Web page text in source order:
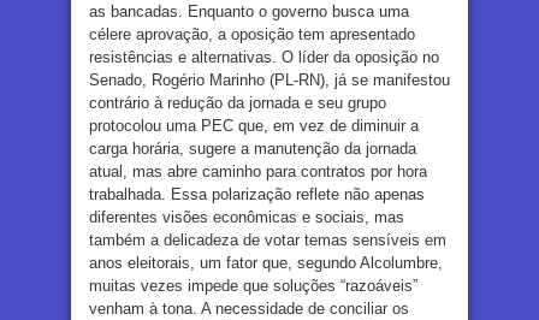
as bancadas. Enquanto o governo busca uma
célere aprovação, a oposição tem apresentado
resistências e alternativas. O líder da oposição no
Senado, Rogério Marinho (PL-RN), já se manifestou
contrário à redução da jornada e seu grupo
protocolou uma PEC que, em vez de diminuir a
carga horária, sugere a manutenção da jornada
atual, mas abre caminho para contratos por hora
trabalhada. Essa polarização reflete não apenas
diferentes visões econômicas e sociais, mas
também a delicadeza de votar temas sensíveis em
anos eleitorais, um fator que, segundo Alcolumbre,
muitas vezes impede que soluções “razoáveis”
venham à tona. A necessidade de conciliar os